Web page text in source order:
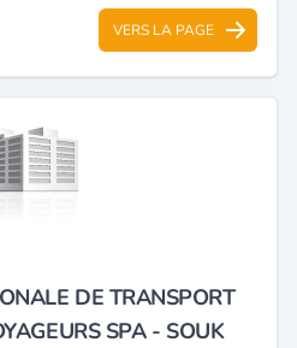
VERS LA PAGE
DE TRANSPORT
SPA - SOUK